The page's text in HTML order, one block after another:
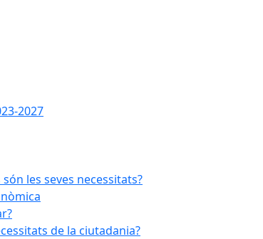
2027
les seves necessitats?
de la ciutadania?